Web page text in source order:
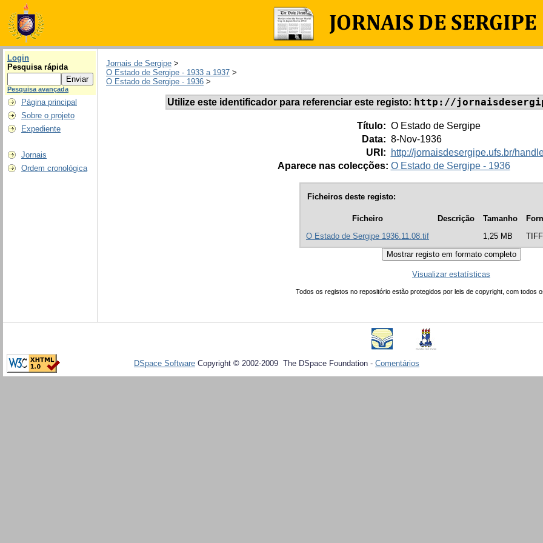
Login
Pesquisa rápida
Pesquisa avançada
Página principal
Sobre o projeto
Expediente
Jornais
Ordem cronológica
Jornais de Sergipe >
O Estado de Sergipe - 1933 a 1937 >
O Estado de Sergipe - 1936 >
Utilize este identificador para referenciar este registo: http://
Título: O Estado de Sergipe
Data: 8-Nov-1936
URI:
http://jornaisdesergipe.ufs.br/
Aparece nas colecções: O Estado de Sergipe - 1936
Ficheiros deste registo:
Ficheiro Descrição Tamanho
O Estado de Sergipe 1936.11.08.tif
1,25 MB TIFF
Visualizar estatísticas
Todos os registos no repositório estão protegidos por leis de copyright, com todos
DSpace Software Copyright © 2002-2009 The DSpace Foundation - Comentários